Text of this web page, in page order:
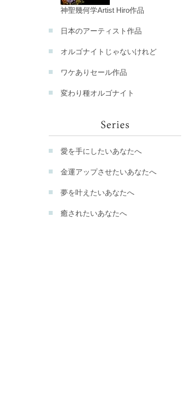
神聖幾何学Artist Hiro作品
日本のアーティスト作品
オルゴナイトじゃないけれど
ワケありセール作品
変わり種オルゴナイト
愛を手にしたいあなたへ
金運アップさせたいあなたへ
夢を叶えたいあなたへ
癒されたいあなたへ